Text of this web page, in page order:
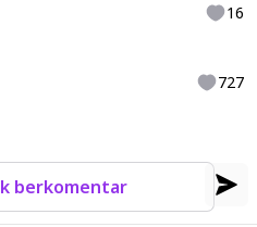
berkomentar
16
727